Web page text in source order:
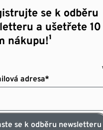
se k odběru
a ušetřete
nákupu!¹
adresa*
se k odběru newsletteru